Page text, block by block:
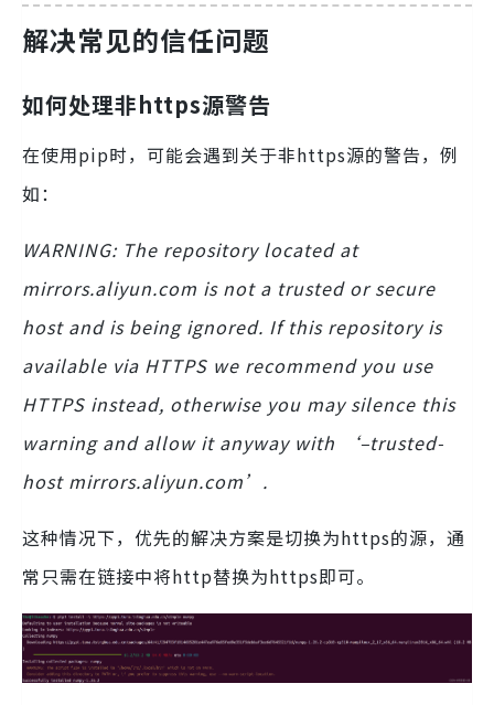
解决常见的信任问题
如何处理非https源警告
在使用pip时，可能会遇到关于非https源的警告，例
如：
WARNING: The repository located at
mirrors.aliyun.com is not a trusted or secure
host and is being ignored. If this repository is
available via HTTPS we recommend you use
HTTPS instead, otherwise you may silence this
warning and allow it anyway with ‘–trusted-
host mirrors.aliyun.com’.
这种情况下，优先的解决方案是切换为https的源，通
常只需在链接中将http替换为https即可。